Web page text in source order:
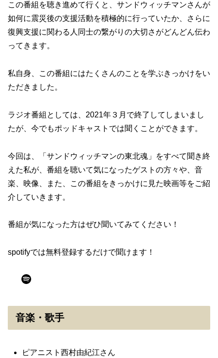
この番組を聴き進めて行くと、サンドウィッチマンさんが
如何に震災後の支援活動を積極的に行っていたか、さらに
復興支援に関わる人同士の繋がりの大切さがどんどん伝わ
ってきます。
私自身、この番組にはたくさんのことを学ぶきっかけをい
ただきました。
ラジオ番組としては、2021年３月で終了してしまいまし
たが、今でもポッドキャストでは聞くことができます。
今回は、「サンドウィッチマンの東北魂」をすべて聞き終
えた私が、番組を聴いて気になったゲストの方々や、音
楽、映像、また、この番組をきっかけに見た映画等をご紹
介していきます。
番組が気になった方はぜひ聞いてみてください！
spotifyでは無料登録するだけで聞けます！
Spotify
音楽・歌手
ピアニスト西村由紀江さん